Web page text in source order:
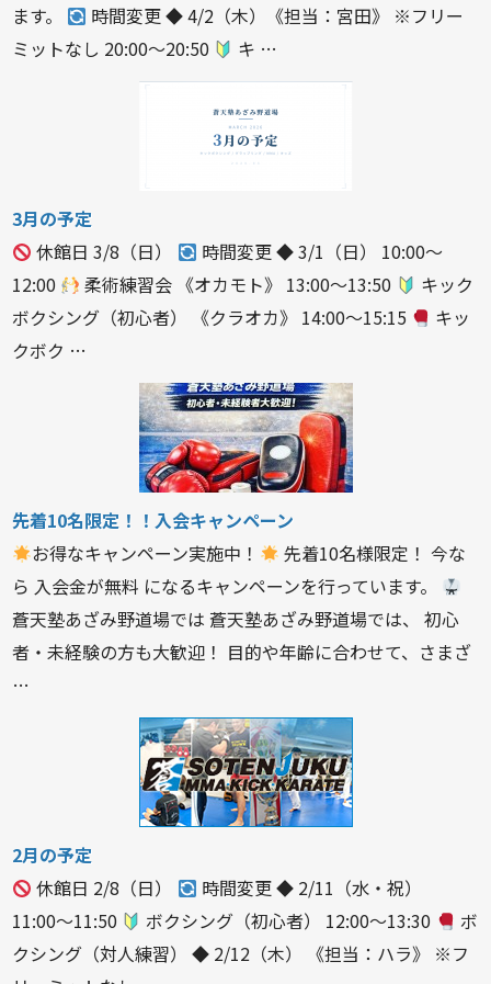
ます。
時間変更 ◆ 4/2（木）《担当：宮田》 ※フリー
ミットなし 20:00〜20:50
キ …
3月の予定
休館日 3/8（日）
時間変更 ◆ 3/1（日） 10:00〜
12:00
柔術練習会 《オカモト》 13:00〜13:50
キック
ボクシング（初心者） 《クラオカ》 14:00〜15:15
キッ
クボク …
先着10名限定！！入会キャンペーン
お得なキャンペーン実施中！
先着10名様限定！ 今な
ら 入会金が無料 になるキャンペーンを行っています。
蒼天塾あざみ野道場では 蒼天塾あざみ野道場では、 初心
者・未経験の方も大歓迎！ 目的や年齢に合わせて、さまざ
…
2月の予定
休館日 2/8（日）
時間変更 ◆ 2/11（水・祝）
11:00〜11:50
ボクシング（初心者） 12:00〜13:30
ボ
クシング（対人練習） ◆ 2/12（木） 《担当：ハラ》 ※フ